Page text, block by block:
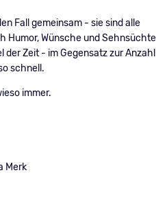
Fall gemeinsam - sie sind alle
Humor, Wünsche und Sehnsüchte
der Zeit - im Gegensatz zur Anzahl
schnell.
immer.
Merk